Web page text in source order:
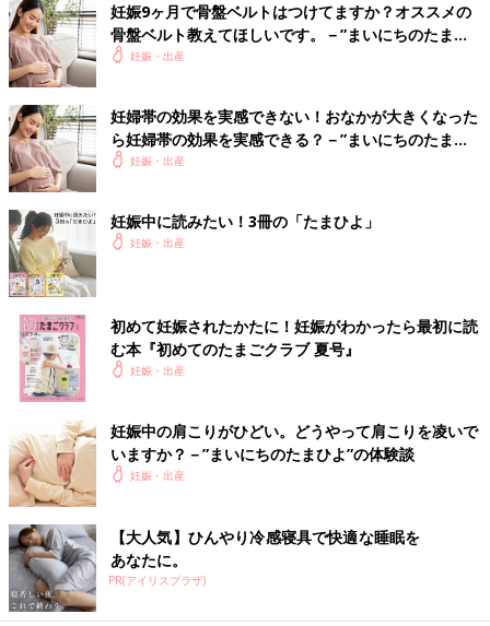
う*****さん
腰激痛すぎる…早いかもだけど妊娠用の骨盤ベルト？腰に巻くや
つ？みたいなの買おうかなぁ腰痛くてご飯も食べれねぇ.....
＜続きはアプリから＞
💬 6♥4
み*****さん
妊娠9ヶ月32週なのですが､皆さんは骨盤ベルト毎日つけてます
か？私が買った骨盤ベルトだとトイレとか面倒で今つけてないん
ですよね…😔やっぱり骨盤ベルトってつけるべきなのか.....
＜続きはアプリから＞
C*****さん
恥骨痛？なのか、歩くとズキッと響く痛みがあります。妊娠帯は
つけていますが、骨盤ベルトをした方が良いのでしょうか。懸念
点は・出産前に骨盤をしめて大丈夫なのか・産後の骨盤戻しにも
使いたい.....
＜続きはアプリから＞
し*****さん
妊娠9ヶ月で骨盤ベルトはつけてますか？オススメの
骨盤ベルト教えてほしいです。－”まいにちのたまひ
よ”の体験談
妊娠・出産
妊婦帯の効果を実感できない！おなかが大きくなった
ら妊婦帯の効果を実感できる？－”まいにちのたまひ
よ”の体験談
妊娠・出産
妊娠中に読みたい！3冊の「たまひよ」
妊娠・出産
初めて妊娠されたかたに！妊娠がわかったら最初に読
む本『初めてのたまごクラブ 夏号』
妊娠・出産
妊娠中の肩こりがひどい。どうやって肩こりを凌いで
いますか？－”まいにちのたまひよ”の体験談
妊娠・出産
【大人気】ひんやり冷感寝具で快適な睡眠を
あなたに。
PR(アイリスプラザ)